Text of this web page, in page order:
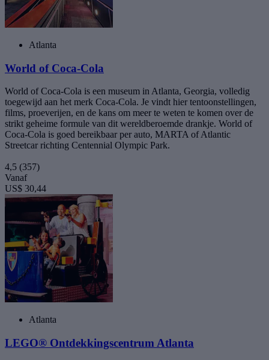
Atlanta
World of Coca-Cola
World of Coca-Cola is een museum in Atlanta, Georgia, volledig
toegewijd aan het merk Coca-Cola. Je vindt hier tentoonstellingen,
films, proeverijen, en de kans om meer te weten te komen over de
strikt geheime formule van dit wereldberoemde drankje. World of
Coca-Cola is goed bereikbaar per auto, MARTA of Atlantic
Streetcar richting Centennial Olympic Park.
4,5 (357)
Vanaf
US$ 30,44
Atlanta
LEGO® Ontdekkingscentrum Atlanta